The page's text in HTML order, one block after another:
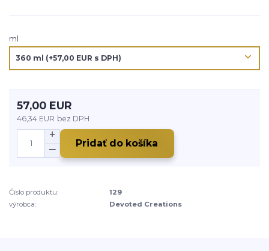
ml
57,00 EUR
46,34 EUR bez DPH
Pridať do košíka
Číslo produktu:
129
výrobca:
Devoted Creations